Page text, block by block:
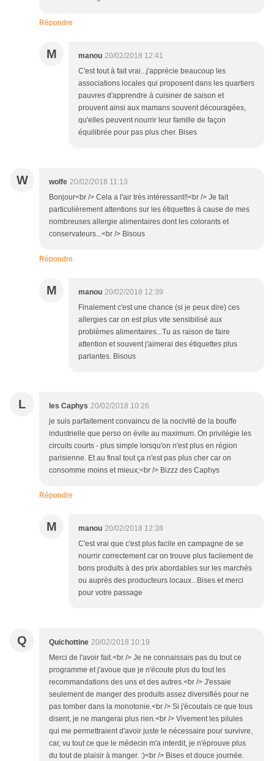
Répondre
M manou 20/02/2018 12:41
C'est tout à fait vrai...j'apprécie beaucoup les
associations locales qui proposent dans les quartiers
pauvres d'apprendre à cuisiner de saison et
prouvent ainsi aux mamans souvent découragées,
qu'elles peuvent nourrir leur famille de façon
équilibrée pour pas plus cher. Bises
W wolfe 20/02/2018 11:13
Bonjour<br /> Cela a l'air très intéressant!!<br /> Je fait
particulièrement attentions sur les étiquettes à cause de mes
nombreuses allergie alimentaires dont les colorants et
conservateurs...<br /> Bisous
Répondre
M manou 20/02/2018 12:39
Finalement c'est une chance (si je peux dire) ces
allergies car on est plus vite sensibilisé aux
problèmes alimentaires...Tu as raison de faire
attention et souvent j'aimerai des étiquettes plus
parlantes. Bisous
L les Caphys 20/02/2018 10:26
je suis parfaitement convaincu de la nocivité de la bouffe
industrielle que perso on évite au maximum. On privilégie les
circuits courts - plus simple lorsqu'on n'est plus en région
parisienne. Et au final tout ça n'est pas plus cher car on
consomme moins et mieux;<br /> Bizzz des Caphys
Répondre
M manou 20/02/2018 12:38
C'est vrai que c'est plus facile en campagne de se
nourrir correctement car on trouve plus facilement de
bons produits à des prix abordables sur les marchés
ou auprès des producteurs locaux...Bises et merci
pour votre passage
Q Quichottine 20/02/2018 10:19
Merci de l'avoir fait.<br /> Je ne connaissais pas du tout ce
programme et j'avoue que je n'écoute plus du tout les
recommandations des uns et des autres.<br /> J'essaie
seulement de manger des produits assez diversifiés pour ne
pas tomber dans la monotonie.<br /> Si j'écoutais ce que tous
disent, je ne mangerai plus rien.<br /> Vivement les pilules
qui me permettraient d'avoir juste le nécessaire pour survivre,
car, vu tout ce que le médecin m'a interdit, je n'éprouve plus
du tout de plaisir à manger. :)<br /> Bises et douce journée.